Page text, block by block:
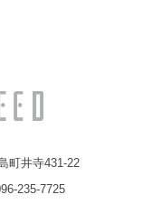
町井寺431-22
235-7725